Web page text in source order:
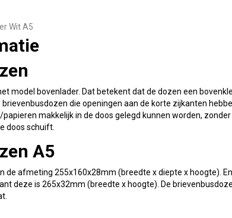
Wit A5
model bovenlader. Dat betekent dat de dozen een
die openingen aan de korte zijkanten
makkelijk in de doos gelegd kunnen worden,
doos schuift.
A5
de afmeting 255x160x28mm (breedte x diepte x hoogte).
deze is 265x32mm (breedte x hoogte). De